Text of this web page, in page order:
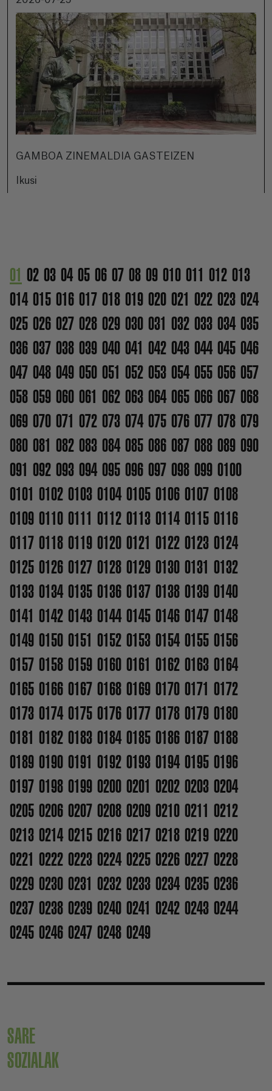
GAMBOA ZINEMALDIA GASTEIZEN
Ikusi
01 02 03 04 05 06 07 08 09 010 011 012 013
014 015 016 017 018 019 020 021 022 023 024
025 026 027 028 029 030 031 032 033 034 035
036 037 038 039 040 041 042 043 044 045 046
047 048 049 050 051 052 053 054 055 056 057
058 059 060 061 062 063 064 065 066 067 068
069 070 071 072 073 074 075 076 077 078 079
080 081 082 083 084 085 086 087 088 089 090
091 092 093 094 095 096 097 098 099 0100
0101 0102 0103 0104 0105 0106 0107 0108
0109 0110 0111 0112 0113 0114 0115 0116
0117 0118 0119 0120 0121 0122 0123 0124
0125 0126 0127 0128 0129 0130 0131 0132
0133 0134 0135 0136 0137 0138 0139 0140
0141 0142 0143 0144 0145 0146 0147 0148
0149 0150 0151 0152 0153 0154 0155 0156
0157 0158 0159 0160 0161 0162 0163 0164
0165 0166 0167 0168 0169 0170 0171 0172
0173 0174 0175 0176 0177 0178 0179 0180
0181 0182 0183 0184 0185 0186 0187 0188
0189 0190 0191 0192 0193 0194 0195 0196
0197 0198 0199 0200 0201 0202 0203 0204
0205 0206 0207 0208 0209 0210 0211 0212
0213 0214 0215 0216 0217 0218 0219 0220
0221 0222 0223 0224 0225 0226 0227 0228
0229 0230 0231 0232 0233 0234 0235 0236
0237 0238 0239 0240 0241 0242 0243 0244
0245 0246 0247 0248 0249
SARE
SOZIALAK